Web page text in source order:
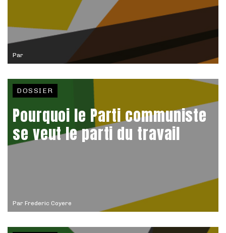
Par
Par Frederic Coyere
DOSSIER
Pourquoi le Parti communiste
se veut le parti du travail